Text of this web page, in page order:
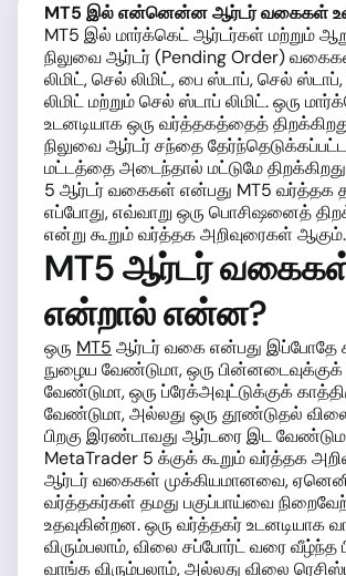
MT5 இல் என்னென்ன ஆர்டர் வகைகள்
MT5 இல் மார்க்கெட் ஆர்டர்கள் மற்றும்
நிலுவை ஆர்டர் (Pending Order)
லிமிட், செல் லிமிட், பை ஸ்டாப், செல்
லிமிட் மற்றும் செல் ஸ்டாப் லிமிட். ஒரு
உடனடியாக ஒரு வர்த்தகத்தைத்
நிலுவை ஆர்டர் சந்தை
மட்டத்தை அடைந்தால் மட்டுமே
5 ஆர்டர் வகைகள் என்பது MT5 வர்த்தக
எப்போது, எவ்வாறு ஒரு பொசிஷனைத்
என்று கூறும் வர்த்தக அறிவுரைகள் ஆகும்.
MT5 ஆர்டர்
என்றால் என்ன?
ஒரு MT5 ஆர்டர் வகை என்பது இப்போதே
நுழைய வேண்டுமா, ஒரு பின்னடைவுக்குக்
வேண்டுமா, ஒரு ப்ரேக்அவுட்டுக்குக்
வேண்டுமா, அல்லது ஒரு தூண்டுதல்
பிறகு இரண்டாவது ஆர்டரை இட
MetaTrader 5 க்குக் கூறும் வர்த்தக
ஆர்டர் வகைகள் முக்கியமானவை,
வர்த்தகர்கள் தமது பகுப்பாய்வை
உதவுகின்றன. ஒரு வர்த்தகர் உடனடியாக
விரும்பலாம், விலை சப்போர்ட் வரை வீழ்ந்த
வாங்க விரும்பலாம், அல்லது விலை